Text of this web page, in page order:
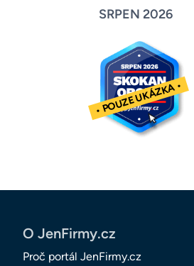
SRPEN 2026
O JenFirmy.cz
Proč portál JenFirmy.cz